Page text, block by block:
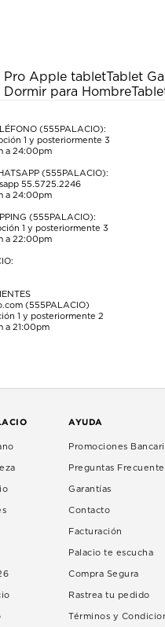
Esta
acción
abrirá
formulario
de
envío.
Pro Apple tabletTablet
Dormir para Hombre
(555PALACIO):
1 y posteriormente 3
a 24:00pm
(555PALACIO):
55.5725.2246
a 24:00pm
(555PALACIO):
1 y posteriormente 3
a 22:00pm
(555PALACIO)
1 y posteriormente 2
a 21:00pm
AYUDA
Promociones
Preguntas
Garantías
Contacto
Facturación
Palacio te escucha
Compra Segura
Rastrea tu pedido
Términos y